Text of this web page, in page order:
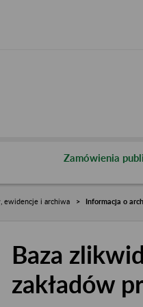
Zamówienia
ewidencje i archiwa Informacja o
Baza
zakładów